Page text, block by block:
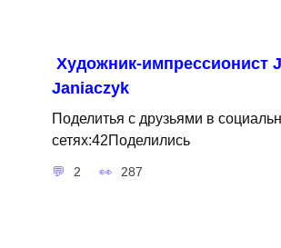
Художник-импрессионист
Janiaczyk
Поделитья с друзьями в
сетях:42Поделились
2 287